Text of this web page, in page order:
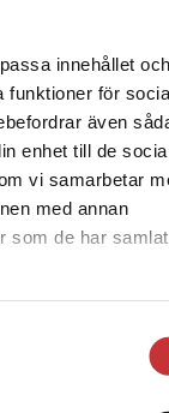
innehållet och
funktioner för
även
enhet till de
vi samarbetar
med annan
som de har
via
måste
Sveriges